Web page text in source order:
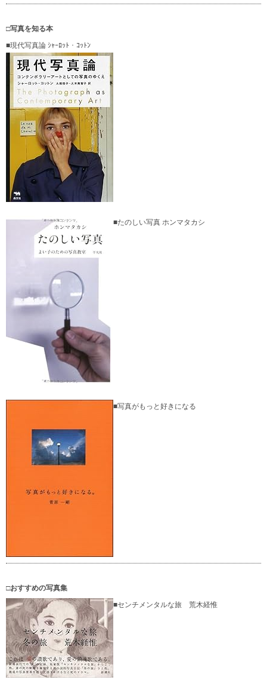
□写真を知る本
■現代写真論 ｼｬｰﾛｯﾄ・ｺｯﾄﾝ
■たのしい写真 ホンマタカシ
■写真がもっと好きになる
□おすすめの写真集
■センチメンタルな旅 荒木経惟